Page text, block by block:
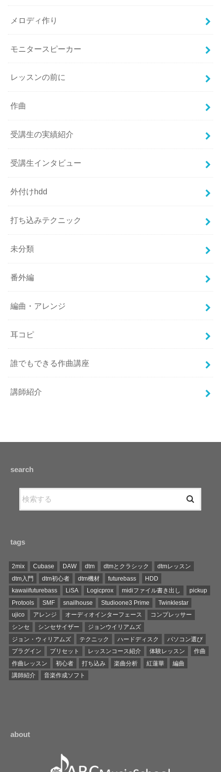
メロディ作り
モニタースピーカー
レッスンの前に
作曲
受講生の実績紹介
受講生インタビュー
外付けhdd
打ち込みテクニック
未分類
番外編
編曲・アレンジ
耳コピ
誰でもできる作曲講座
講師紹介
search
tags
2mix Cubase DAW dtm dtmとクラシック
dtmレッスン
dtm入門
dtm初心者 dtm機材 futurebass
HDD
kawaiifuturebass
LiSA Logicprox midiファイル書き出し
pickup
Protools
SMF snailhouse Studioone3 Prime
Twinklestar
ujico
アレンジ オーディオインターフェース
コンプレッサー
シンセ
シンセサイザー
ジョンウイリアムズ
ジョン・ウィリアムズ
テクニック ハードディスク
パソコン選び
プラグイン
プリセット レッスンコース紹介 体験レッスン
作曲
作曲レッスン
初心者 打ち込み 楽曲分析 紅蓮華
編曲
講師紹介
音楽作成ソフト
about